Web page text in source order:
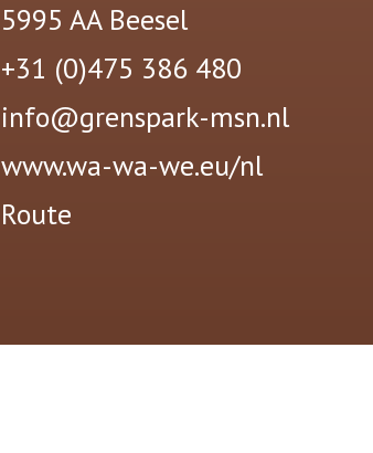
5995 AA Beesel
+31 (0)475 386 480
info@grenspark-msn.nl
www.wa-wa-we.eu/nl
Route